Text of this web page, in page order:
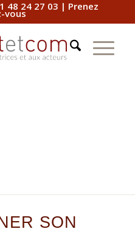
48 24 27 03 | Prenez
vous
SON